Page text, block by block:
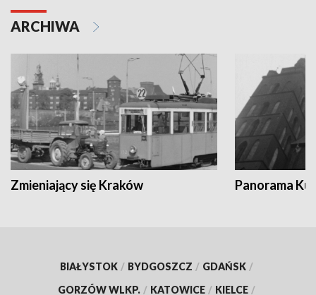
ARCHIWA
Zmieniający się Kraków Panorama
BIAŁYSTOK / BYDGOSZCZ / GDAŃSK /
GORZÓW WLKP. / KATOWICE / KIELCE /